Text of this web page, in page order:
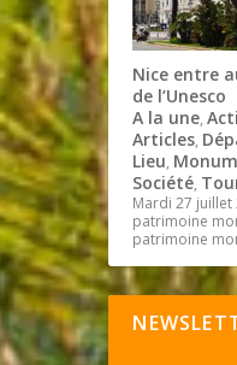
Nice entre
de l’Unesco
A la une,
Articles,
Lieu,
Société,
Mardi 27 juillet
patrimoine
patrimoine